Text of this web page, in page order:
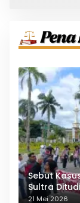
Sebut
Sultra
21 Mei 2026